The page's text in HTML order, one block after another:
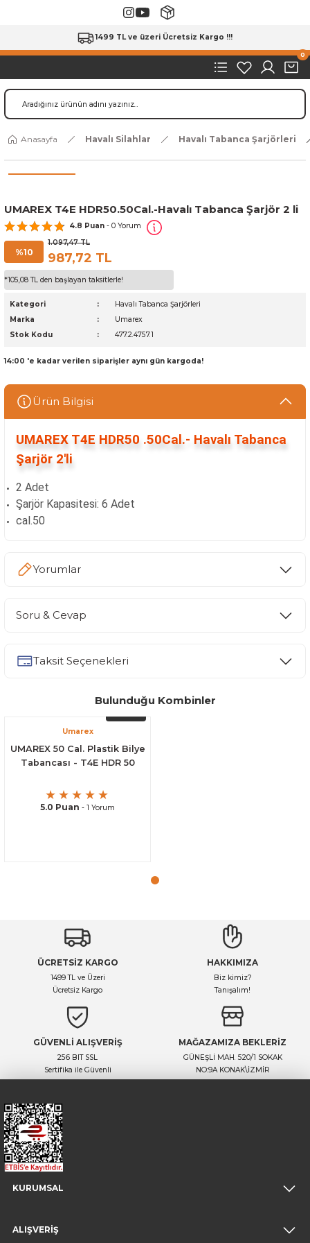
1499 TL ve üzeri Ücretsiz Kargo !!!
0
Anasayfa Havalı Silahlar Havalı Tabanca Şarjörleri
UMAREX T4E HDR50.50Cal.-Havalı Tabanca Şarjör 2 li
4.8 Puan - 0 Yorum
%10
1.097,47 TL
987,72 TL
*105,08 TL den başlayan taksitlerle!
Kategori
Havalı Tabanca Şarjörleri
Marka
Umarex
Stok Kodu
477.2.4757.1
14:00 'e kadar verilen siparişler aynı gün kargoda!
Ürün Bilgisi
UMAREX T4E HDR50 .50Cal.- Havalı Tabanca
Şarjör 2'li
2 Adet
Şarjör Kapasitesi: 6 Adet
cal.50
Yorumlar
Soru & Cevap
Soru Sor
Taksit Seçenekleri
Bulunduğu Kombinler
Umarex
UMAREX 50 Cal. Plastik Bilye
Tabancası - T4E HDR 50
5.0 Puan - 1 Yorum
ÜCRETSİZ KARGO
1499 TL ve Üzeri
Ücretsiz Kargo
HAKKIMIZA
Biz kimiz?
Tanışalım!
GÜVENLİ ALIŞVERİŞ
256 BIT SSL
Sertifika ile Güvenli
MAĞAZAMIZA BEKLERİZ
GÜNEŞLİ MAH. 520/1 SOKAK
NO:9A KONAK\İZMİR
KURUMSAL
ALIŞVERİŞ